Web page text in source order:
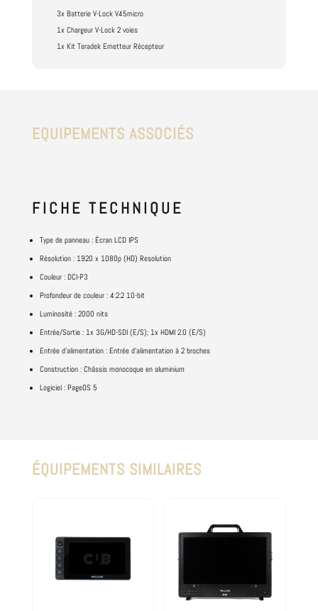
3x Batterie V-Lock V45micro
1x Chargeur V-Lock 2 voies
1x Kit Teradek Emetteur Récepteur
EQUIPEMENTS ASSOCIÉS
FICHE TECHNIQUE
Type de panneau : Écran LCD IPS
Résolution : 1920 x 1080p (HD) Resolution
Couleur : DCI-P3
Profondeur de couleur : 4:2:2 10-bit
Luminosité : 2000 nits
Entrée/Sortie : 1x 3G/HD-SDI (E/S); 1x HDMI 2.0 (E/S)
Entrée d’alimentation : Entrée d’alimentation à 2 broches
Construction : Châssis monocoque en aluminium
Logiciel : PageOS 5
ÉQUIPEMENTS SIMILAIRES